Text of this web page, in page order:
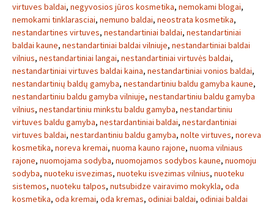
virtuves baldai, negyvosios jūros kosmetika, nemokami blogai,
nemokami tinklarasciai, nemuno baldai, neostrata kosmetika,
nestandartines virtuves, nestandartiniai baldai, nestandartiniai
baldai kaune, nestandartiniai baldai vilniuje, nestandartiniai baldai
vilnius, nestandartiniai langai, nestandartiniai virtuvės baldai,
nestandartiniai virtuves baldai kaina, nestandartiniai vonios baldai,
nestandartinių baldų gamyba, nestandartiniu baldu gamyba kaune,
nestandartiniu baldu gamyba vilniuje, nestandartiniu baldu gamyba
vilnius, nestandartiniu minkstu baldu gamyba, nestandartiniu
virtuves baldu gamyba, nestardantiniai baldai, nestardantiniai
virtuves baldai, nestardantiniu baldu gamyba, nolte virtuves, noreva
kosmetika, noreva kremai, nuoma kauno rajone, nuoma vilniaus
rajone, nuomojama sodyba, nuomojamos sodybos kaune, nuomoju
sodyba, nuoteku isvezimas, nuoteku isvezimas vilnius, nuoteku
sistemos, nuoteku talpos, nutsubidze vairavimo mokykla, oda
kosmetika, oda kremai, oda kremas, odiniai baldai, odiniai baldai